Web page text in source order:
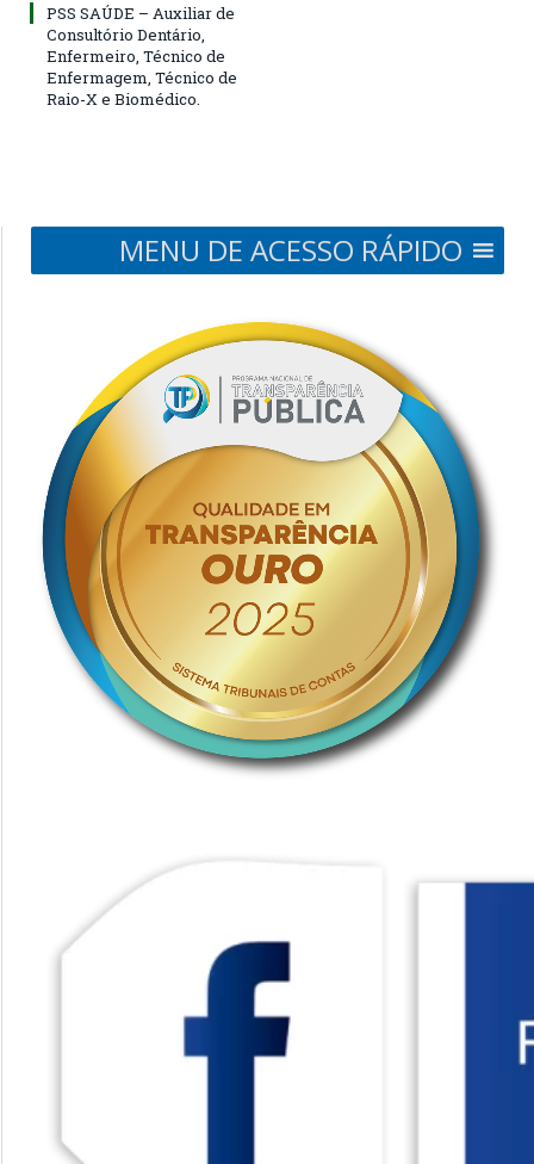
PSS SAÚDE – Auxiliar de
Consultório Dentário,
Enfermeiro, Técnico de
Enfermagem, Técnico de
Raio-X e Biomédico.
MENU DE ACESSO RÁPIDO